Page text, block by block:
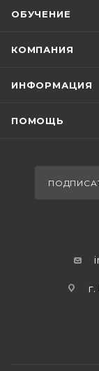
ОБУЧЕНИЕ
КОМПАНИЯ
ИНФОРМАЦИЯ
ПОМОЩЬ